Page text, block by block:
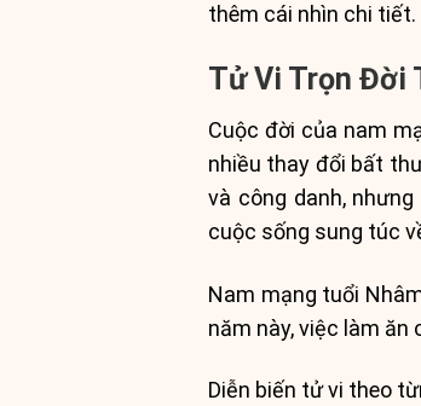
thêm cái nhìn chi
Tử Vi Trọn Đời
Cuộc đời của nam
nhiều thay đổi bất
và công danh,
cuộc sống sung túc
Nam mạng tuổi
năm này, việc làm
Diễn biến tử vi theo